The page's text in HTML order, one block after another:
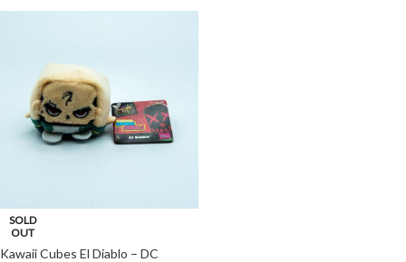
SOLD
OUT
Kawaii Cubes El Diablo – DC